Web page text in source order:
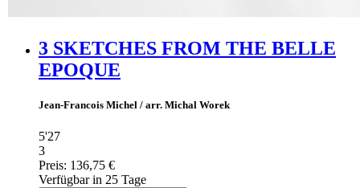
3 SKETCHES FROM THE BELLE
EPOQUE
Jean-Francois Michel / arr. Michal Worek
5'27
3
Preis: 136,75 €
Verfügbar in 25 Tage